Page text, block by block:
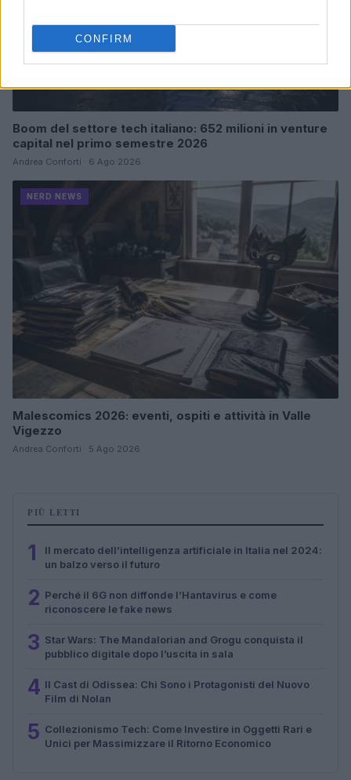
CONFIRM
Boom del settore tech italiano: 652 milioni in venture
capital nel primo semestre 2026
Andrea Conforti · 6 Ago 2026
NERD NEWS
Malescomics 2026: eventi, ospiti e attività in Valle
Vigezzo
Andrea Conforti · 5 Ago 2026
PIÙ LETTI
1
Il mercato dell’intelligenza artificiale in Italia nel 2024:
un balzo verso il futuro
2 Perché il 6G non diffonde l’Hantavirus e come
riconoscere le fake news
3 Star Wars: The Mandalorian and Grogu conquista il
pubblico digitale dopo l’uscita in sala
4 Il Cast di Odissea: Chi Sono i Protagonisti del Nuovo
Film di Nolan
5 Collezionismo Tech: Come Investire in Oggetti Rari e
Unici per Massimizzare il Ritorno Economico